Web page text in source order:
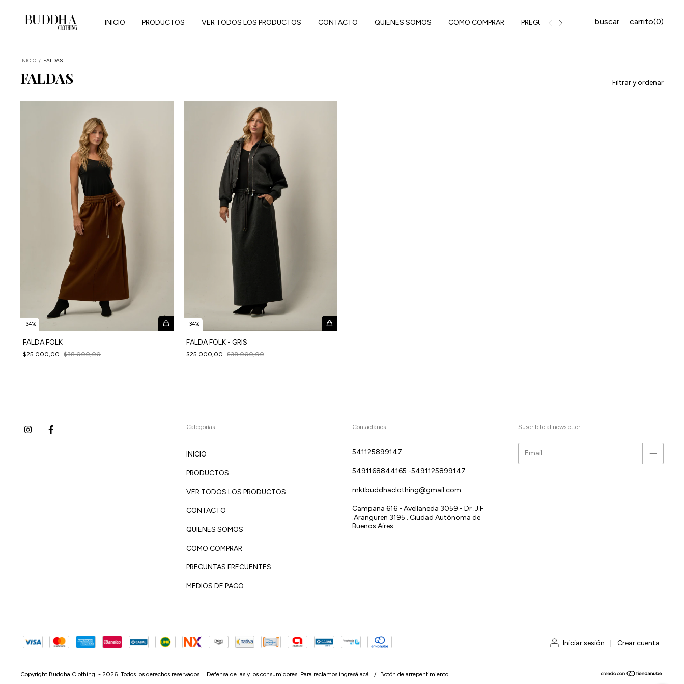
INICIO PRODUCTOS VER TODOS LOS PRODUCTOS CONTACTO QUIENES SOMOS COMO COMPRAR PREGUNTAS FRECUENTES MEDIOS DE PAGO
buscar carrito(0)
INICIO / FALDAS
FALDAS Filtrar y ordenar
-34%
FALDA FOLK
$25.000,00 $38.000,00
-34%
FALDA FOLK - GRIS
$25.000,00 $38.000,00
Categorías
INICIO
PRODUCTOS
VER TODOS LOS PRODUCTOS
CONTACTO
QUIENES SOMOS
COMO COMPRAR
PREGUNTAS FRECUENTES
MEDIOS DE PAGO
Contactános
541125899147
5491168844165 -5491125899147
mktbuddhaclothing@gmail.com
Campana 616 - Avellaneda 3059 - Dr .J.F
.Aranguren 3195 . Ciudad Autónoma de
Buenos Aires
Suscribite al newsletter
Iniciar sesión Crear cuenta
Defensa de las y los consumidores. Para reclamos ingresá acá. / Botón de arrepentimiento